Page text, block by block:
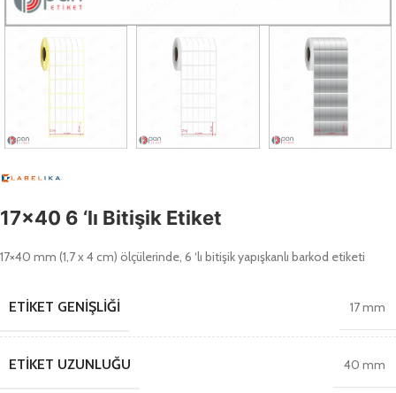
17×40 6 ‘lı Bitişik Etiket
17×40 mm (1,7 x 4 cm) ölçülerinde, 6 ‘lı bitişik yapışkanlı barkod etiketi
ETIKET GENIŞLIĞI 17 mm
ETIKET UZUNLUĞU 40 mm